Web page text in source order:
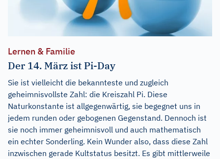
Lernen & Familie
Der 14. März ist Pi-Day
Sie ist vielleicht die bekannteste und zugleich
geheimnisvollste Zahl: die Kreiszahl Pi. Diese
Naturkonstante ist allgegenwärtig, sie begegnet uns in
jedem runden oder gebogenen Gegenstand. Dennoch ist
sie noch immer geheimnisvoll und auch mathematisch
ein echter Sonderling. Kein Wunder also, dass diese Zahl
inzwischen gerade Kultstatus besitzt. Es gibt mittlerweile